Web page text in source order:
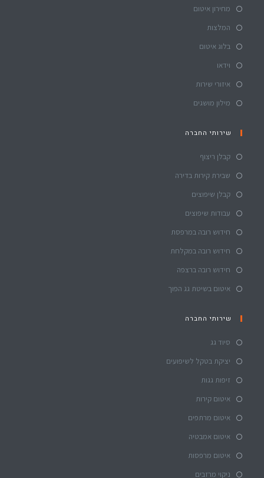
מחירון איטום
המלצות
בלוג איטום
וידאו
איזורי שירות
מילון מושגים
שירותי החברה
קבלן ריצוף
שבירת קירות בדירה
קבלן שיפוצים
עבודות שיפוצים
חידוש רובה במרפסת
חידוש רובה במקלחת
חידוש רובה ברצפה
איטום בשיטת גג הפוך
שירותי החברה
סיוד גג
יציקת בטקל לשיפועים
זיפות גגות
איטום קירות
איטום מרתפים
איטום אמבטיה
איטום מרפסות
ניקוי מרזבים